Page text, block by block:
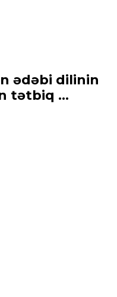
ədəbi dilinin
tətbiq ...